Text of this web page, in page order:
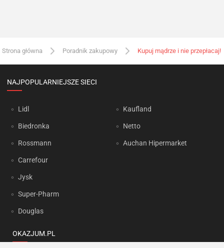
Strona główna Poradnik zakupowy Kupuj mądrze i nie przepłacaj!
NAJPOPULARNIEJSZE SIECI
Lidl
Biedronka
Rossmann
Carrefour
Jysk
Super-Pharm
Douglas
Kaufland
Netto
Auchan Hipermarket
OKAZJUM.PL